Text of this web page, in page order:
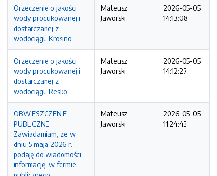
Orzeczenie o jakości
wody produkowanej i
dostarczanej z
wodociągu Krosino
Mateusz
Jaworski
2026-05-05
14:13:08
Orzeczenie o jakości
wody produkowanej i
dostarczanej z
wodociągu Resko
Mateusz
Jaworski
2026-05-05
14:12:27
OBWIESZCZENIE
PUBLICZNE
Zawiadamiam, że w
dniu 5 maja 2026 r.
podaję do wiadomości
informację, w formie
Mateusz
Jaworski
2026-05-05
11:24:43